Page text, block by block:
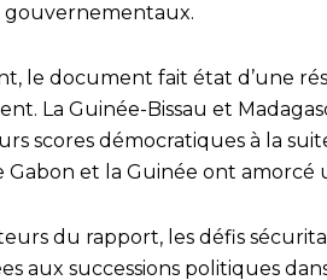
gouvernementaux.
le document fait état d’une
La Guinée-Bissau et
scores démocratiques à la
Gabon et la Guinée ont amorcé
du rapport, les défis
aux successions politiques